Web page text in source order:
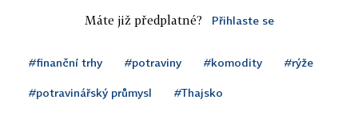
Máte již předplatné? Přihlaste se
#finanční trhy #potraviny #komodity #rýže
#potravinářský průmysl #Thajsko